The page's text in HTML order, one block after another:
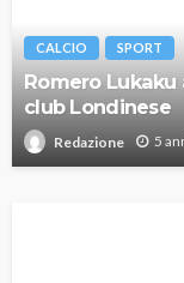
CALCIO SPORT
Romero Lukaku
club Londinese
Redazione 5